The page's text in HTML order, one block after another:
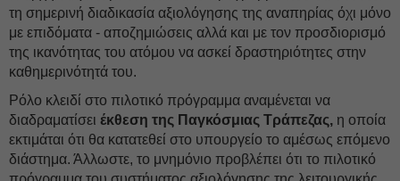
τη σημερινή διαδικασία αξιολόγησης της αναπηρίας όχι μόνο
με επιδόματα - αποζημιώσεις αλλά και με τον προσδιορισμό
της ικανότητας του ατόμου να ασκεί δραστηριότητες στην
καθημερινότητά του.
Ρόλο κλειδί στο πιλοτικό πρόγραμμα αναμένεται να
διαδραματίσει έκθεση της Παγκόσμιας Τράπεζας, η οποία
εκτιμάται ότι θα κατατεθεί στο υπουργείο το αμέσως επόμενο
διάστημα. Άλλωστε, το μνημόνιο προβλέπει ότι το πιλοτικό